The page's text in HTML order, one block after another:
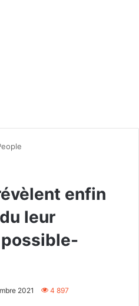
enfin
leur
2021 4 897